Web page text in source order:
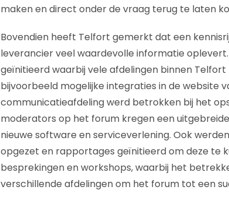
maken en direct onder de vraag terug te laten
Bovendien heeft Telfort gemerkt dat een
leverancier veel waardevolle informatie
geïnitieerd waarbij vele afdelingen binnen
bijvoorbeeld mogelijke integraties in de website
communicatieafdeling werd betrokken bij het
moderators op het forum kregen een
nieuwe software en serviceverlening. Ook
opgezet en rapportages geïnitieerd om deze te
besprekingen en workshops, waarbij het
verschillende afdelingen om het forum tot een